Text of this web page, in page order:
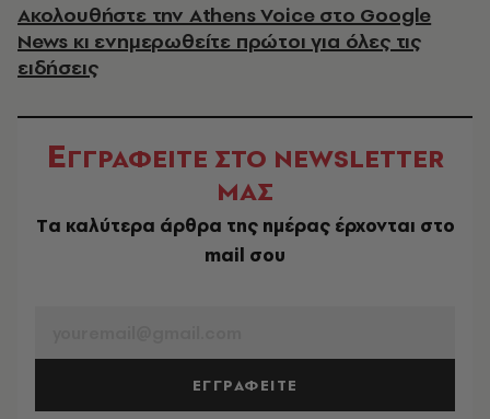
Ακολουθήστε την Athens Voice στο Google
News κι ενημερωθείτε πρώτοι για όλες τις
ειδήσεις
ΕΓΓΡΑΦΕΙΤΕ ΣΤΟ NEWSLETTER
ΜΑΣ
Tα καλύτερα άρθρα της ημέρας έρχονται στο
mail σου
ΕΓΓΡΑΦΕΙΤΕ